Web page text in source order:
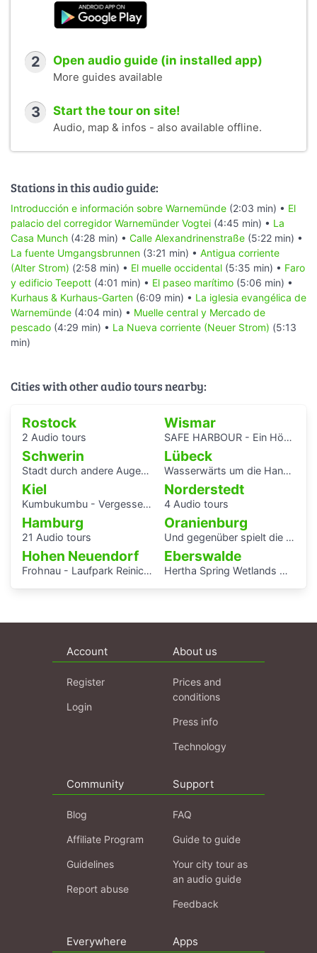
2 Open audio guide (in installed app)
More guides available
3 Start the tour on site!
Audio, map & infos - also available offline.
Stations in this audio guide:
Introducción e información sobre Warnemünde (2:03 min) • El
palacio del corregidor Warnemünder Vogtei (4:45 min) • La
Casa Munch (4:28 min) • Calle Alexandrinenstraße (5:22 min) •
La fuente Umgangsbrunnen (3:21 min) • Antigua corriente
(Alter Strom) (2:58 min) • El muelle occidental (5:35 min) • Faro
y edificio Teepott (4:01 min) • El paseo marítimo (5:06 min) •
Kurhaus & Kurhaus-Garten (6:09 min) • La iglesia evangélica de
Warnemünde (4:04 min) • Muelle central y Mercado de
pescado (4:29 min) • La Nueva corriente (Neuer Strom) (5:13
min)
Cities with other audio tours nearby:
Rostock
2 Audio tours
Wismar
SAFE HARBOUR - Ein Hörspaziergang über Migrationsgeschichte
Schwerin
Stadt durch andere Augen - Schwerin Dreesch
Lübeck
Wasserwärts um die Hansestadt Lübek herum
Kiel
Kumbukumbu - Vergessenen Stimmen auf der Spur
Norderstedt
4 Audio tours
Hamburg
21 Audio tours
Oranienburg
Und gegenüber spielt die Blaskapelle
Hohen Neuendorf
Frohnau - Laufpark Reinickendorf
Eberswalde
Hertha Spring Wetlands Hike
Account
Register
Login
About us
Prices and
conditions
Press info
Technology
Community
Blog
Affiliate Program
Guidelines
Report abuse
Support
FAQ
Guide to guide
Your city tour as
an audio guide
Feedback
Everywhere Apps